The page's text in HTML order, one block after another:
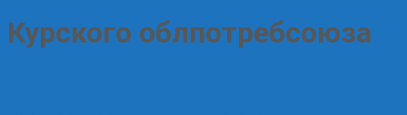
Курского облпотребсоюза